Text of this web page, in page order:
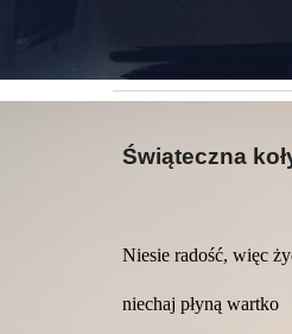
Świąteczna
Niesie radość, więc
niechaj płyną wartko